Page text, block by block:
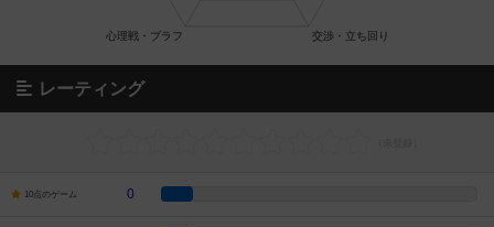
レーティング
10点のゲーム 0